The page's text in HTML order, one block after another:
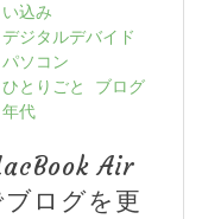
い込み
デジタルデバイド
パソコン
ひとりごと
ブログ
年代
Air
ブログを更